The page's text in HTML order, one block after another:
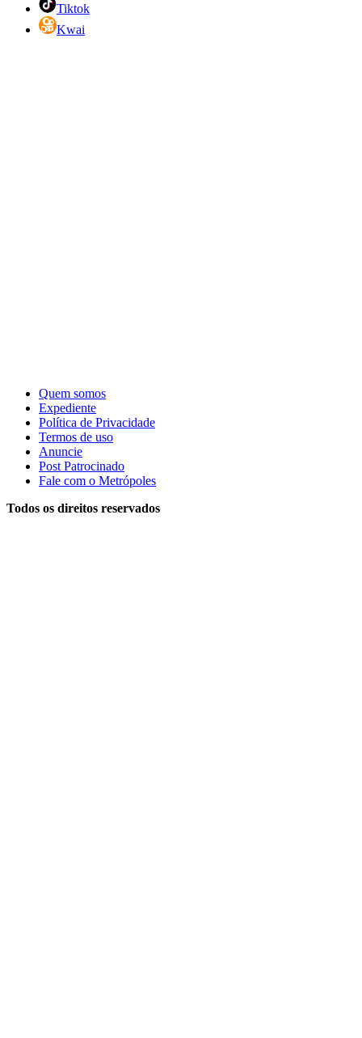
Tiktok
Kwai
Quem somos
Expediente
Política de Privacidade
Termos de uso
Anuncie
Post Patrocinado
Fale com o Metrópoles
Todos os direitos reservados